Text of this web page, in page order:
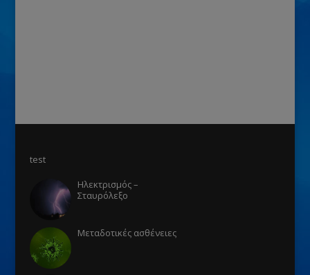
test
Ηλεκτρισμός –
Σταυρόλεξο
Μεταδοτικές ασθένειες